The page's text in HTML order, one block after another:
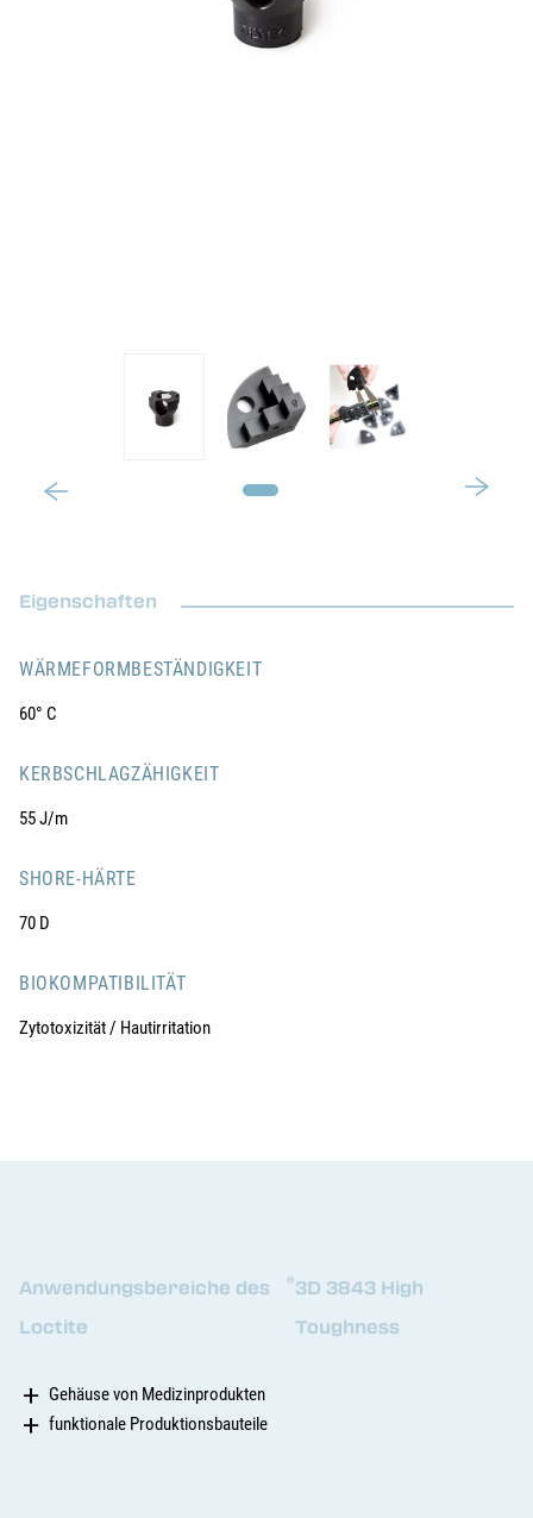
Eigenschaften
WÄRMEFORMBESTÄNDIGKEIT
60° C
KERBSCHLAGZÄHIGKEIT
55 J/m
SHORE-HÄRTE
70 D
BIOKOMPATIBILITÄT
Zytotoxizität / Hautirritation
Anwendungsbereiche des
Loctite
®3D 3843 High
Toughness
Gehäuse von Medizinprodukten
funktionale Produktionsbauteile